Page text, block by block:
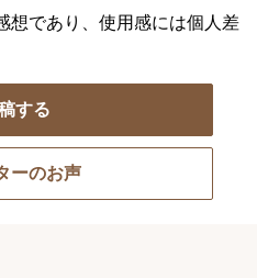
想であり、使用感には個人差
する
ーのお声